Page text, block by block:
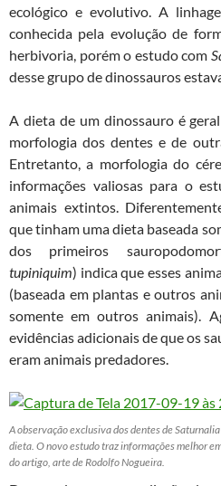
ecológico e evolutivo. A
conhecida pela evolução de
herbivoria, porém o estudo com
desse grupo de dinossauros
A dieta de um dinossauro é
morfologia dos dentes e de
Entretanto, a morfologia do
informações valiosas para o
animais extintos.
que tinham uma dieta baseada
dos primeiros
tupiniquim) indica que esses
(baseada em plantas e outros
somente em outros animais).
evidências adicionais deque os
eram animais predadores.
A observação exclusiva dos dentes de
dieta. O novo estudo traz informações melhor
do artigo, arte de Rodolfo Nogueira.